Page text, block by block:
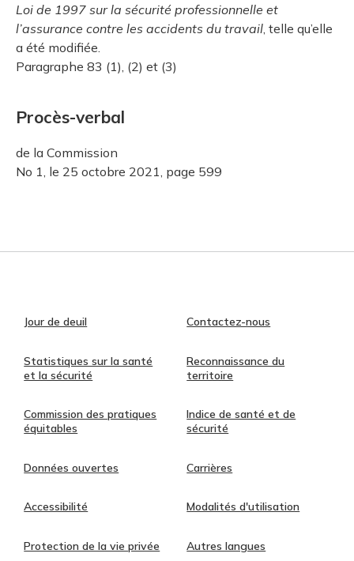
Loi de 1997 sur la sécurité professionnelle et
l’assurance contre les accidents du travail , telle qu’elle
a été modifiée.
Paragraphe 83 (1), (2) et (3)
Procès-verbal
de la Commission
No 1, le 25 octobre 2021, page 599
Jour de deuil Contactez-nous
Statistiques sur la santé
et la sécurité
Reconnaissance du
territoire
Commission des pratiques
équitables
Indice de santé et de
sécurité
Données ouvertes Carrières
Accessibilité Modalités d'utilisation
Protection de la vie privée Autres langues